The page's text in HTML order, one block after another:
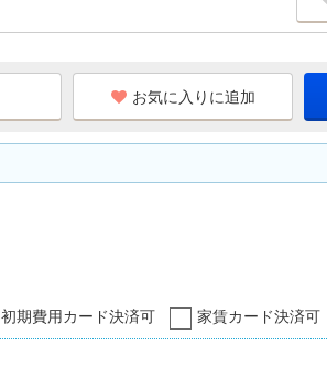
お気に入りに追加
初期費用カード決済可 家賃カード決済可